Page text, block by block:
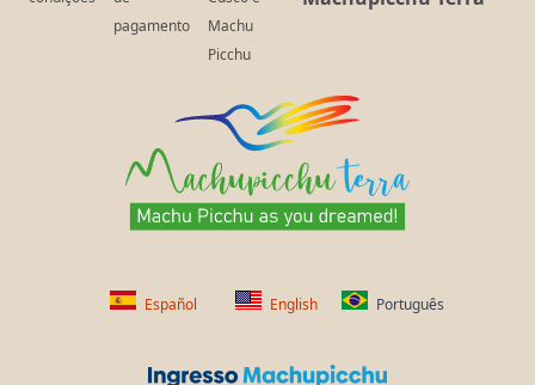
pagamento
Machu
Picchu
Español English Português